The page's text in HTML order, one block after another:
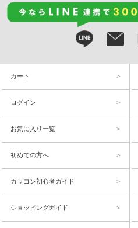
カート
ログイン
お気に入り一覧
初めての方へ
カラコン初心者ガイド
ショッピングガイド